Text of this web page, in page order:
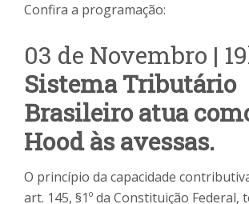
Confira a programação:
03 de Novembro |
Sistema Tributário
Brasileiro atua
Hood às avessas.
O princípio da capacidade
art. 145, §1º da Constituição Federal,